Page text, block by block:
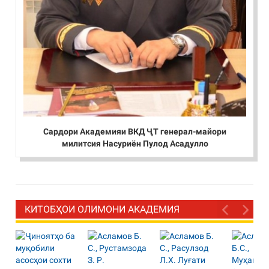
Сардори Академияи ВКД ҶТ генерал-майори
милитсия Насуриён Пулод Асадулло
КИТОБҲОИ ОЛИМОНИ АКАДЕМИЯ